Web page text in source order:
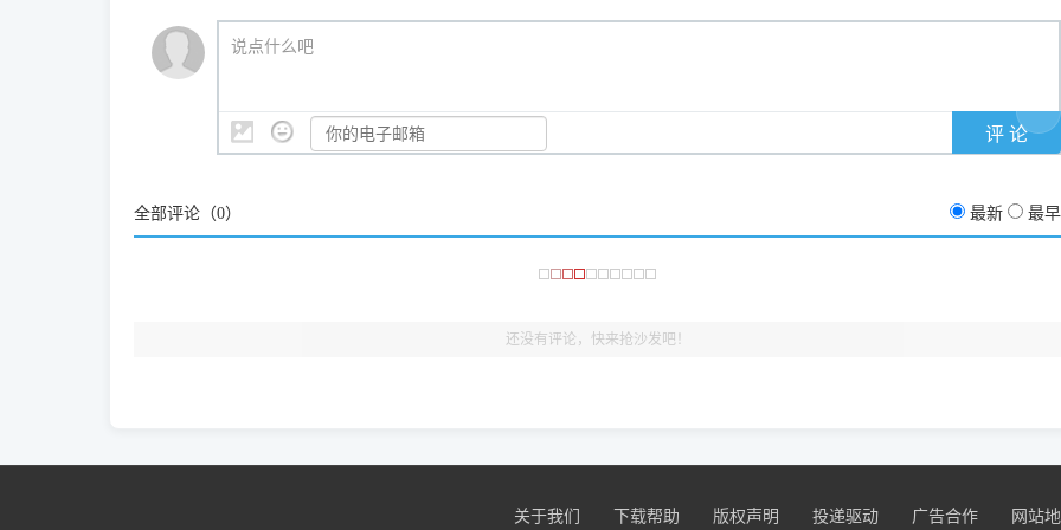
🎯 检验标准：只要驱动顺利装完，设备管理器内没有黄色感叹号，且打印测试能正常出纸，就说明已经完美兼容，无需纠
结显示名称上的细微差别。
说点什么吧
全部评论（0） 最新 最早
还没有评论，快来抢沙发吧！
关于我们 下载帮助 版权声明 投递驱动 广告合作 网站